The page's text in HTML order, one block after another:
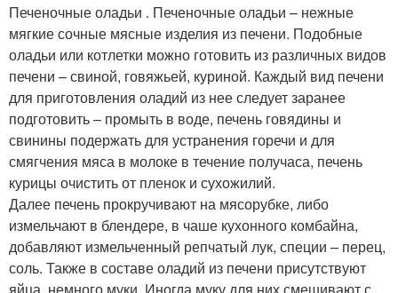
Печеночные оладьи . Печеночные оладьи – нежные
мягкие сочные мясные изделия из печени. Подобные
оладьи или котлетки можно готовить из различных видов
печени – свиной, говяжьей, куриной. Каждый вид печени
для приготовления оладий из нее следует заранее
подготовить – промыть в воде, печень говядины и
свинины подержать для устранения горечи и для
смягчения мяса в молоке в течение получаса, печень
курицы очистить от пленок и сухожилий.
Далее печень прокручивают на мясорубке, либо
измельчают в блендере, в чаше кухонного комбайна,
добавляют измельченный репчатый лук, специи – перец,
соль. Также в составе оладий из печени присутствуют
яйца, немного муки. Иногда муку для них смешивают с